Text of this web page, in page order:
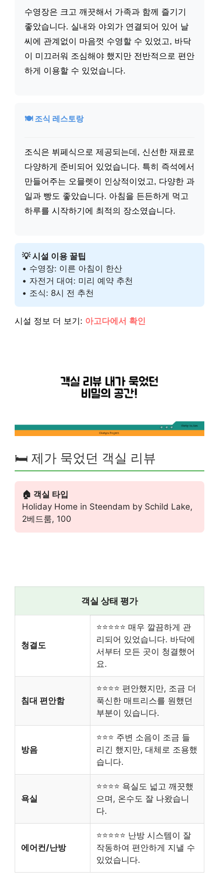
수영장은 크고 깨끗해서 가족과 함께 즐기기
좋았습니다. 실내와 야외가 연결되어 있어 날
씨에 관계없이 마음껏 수영할 수 있었고, 바닥
이 미끄러워 조심해야 했지만 전반적으로 편안
하게 이용할 수 있었습니다.
🍽️ 조식 레스토랑
조식은 뷔페식으로 제공되는데, 신선한 재료로
다양하게 준비되어 있었습니다. 특히 즉석에서
만들어주는 오믈렛이 인상적이었고, 다양한 과
일과 빵도 좋았습니다. 아침을 든든하게 먹고
하루를 시작하기에 최적의 장소였습니다.
💡 시설 이용 꿀팁
• 수영장: 이른 아침이 한산
• 자전거 대여: 미리 예약 추천
• 조식: 8시 전 추천
시설 정보 더 보기: 아고다에서 확인
🛏️ 제가 묵었던 객실 리뷰
🏠 객실 타입
Holiday Home in Steendam by Schild Lake,
2베드룸, 100
객실 상태 평가
청결도
⭐⭐⭐⭐⭐ 매우 깔끔하게 관
리되어 있었습니다. 바닥에
서부터 모든 곳이 청결했어
요.
침대 편안함
⭐⭐⭐⭐ 편안했지만, 조금 더
푹신한 매트리스를 원했던
부분이 있습니다.
방음
⭐⭐⭐ 주변 소음이 조금 들
리긴 했지만, 대체로 조용했
습니다.
욕실
⭐⭐⭐⭐ 욕실도 넓고 깨끗했
으며, 온수도 잘 나왔습니
다.
에어컨/난방
⭐⭐⭐⭐⭐ 난방 시스템이 잘
작동하여 편안하게 지낼 수
있었습니다.